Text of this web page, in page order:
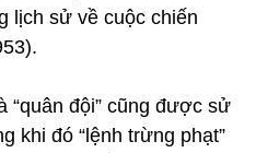
lịch sử về cuộc chiến
“quân đội” cũng được sử
khi đó “lệnh trừng phạt”